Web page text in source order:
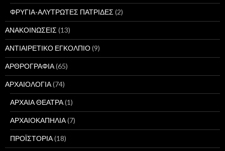
ΦΡΥΓΙΑ-ΑΛΥΤΡΩΤΕΣ ΠΑΤΡΙΔΕΣ (2)
ΑΝΑΚΟΙΝΩΣΕΙΣ (13)
ΑΝΤΙΑΙΡΕΤΙΚΟ ΕΓΚΟΛΠΙΟ(9)
ΑΡΘΡΟΓΡΑΦΙΑ(65)
ΑΡΧΑΙΟΛΟΓΙΑ(74)
ΑΡΧΑΙΑ ΘΕΑΤΡΑ(1)
ΑΡΧΑΙΟΚΑΠΗΛΙΑ(7)
ΠΡΟΪΣΤΟΡΙΑ(18)